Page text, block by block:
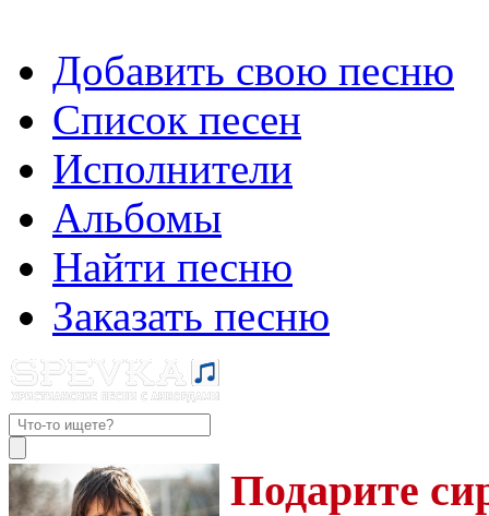
Добавить свою песню
Список песен
Исполнители
Альбомы
Найти песню
Заказать песню
Подарите